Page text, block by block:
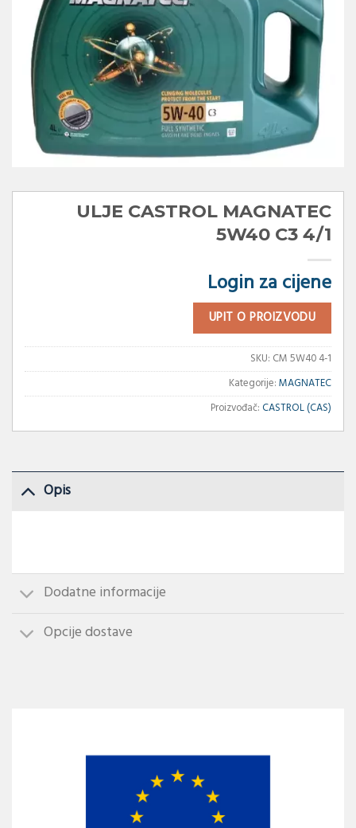
ULJE CASTROL MAGNATEC
5W40 C3 4/1
Login za cijene
UPIT O PROIZVODU
SKU: CM 5W40 4-1
Kategorije:MAGNATEC
Proizvođač: CASTROL (CAS)
Opis
Dodatne informacije
Opcije dostave